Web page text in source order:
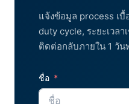
แจ้งข้อมูล process เ
duty cycle, ระยะเวลา
ติดต่อกลับภายใน 1 วัน
ชื่อ